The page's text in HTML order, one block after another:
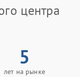
центра
5
лет на рынке